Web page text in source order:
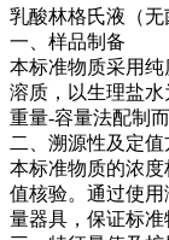
乳酸林格氏液（
一、样品制备
本标准物质采用
溶质，以生理盐
重量-容量法配制而
二、溯源性及定值
本标准物质的浓
值核验。通过使
量器具，保证标准